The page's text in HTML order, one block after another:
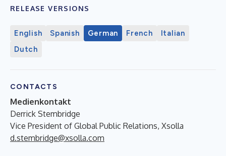
RELEASE VERSIONS
English Spanish German French
Italian
Dutch
CONTACTS
Medienkontakt
Derrick Stembridge
Vice President of Global Public Relations, Xsolla
d.stembridge@xsolla.com